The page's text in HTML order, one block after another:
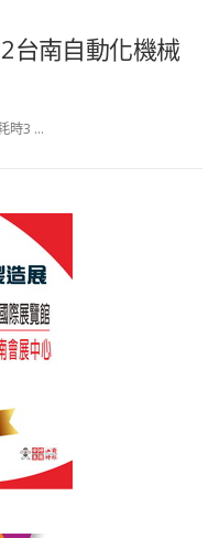
台南自動化機械
時3 …